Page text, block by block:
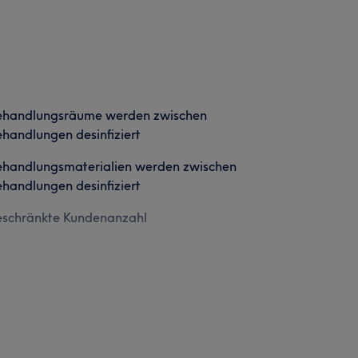
werden zwischen
desinfiziert
werden zwischen
desinfiziert
Kundenanzahl